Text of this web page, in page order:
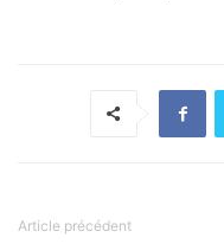
Article précédent